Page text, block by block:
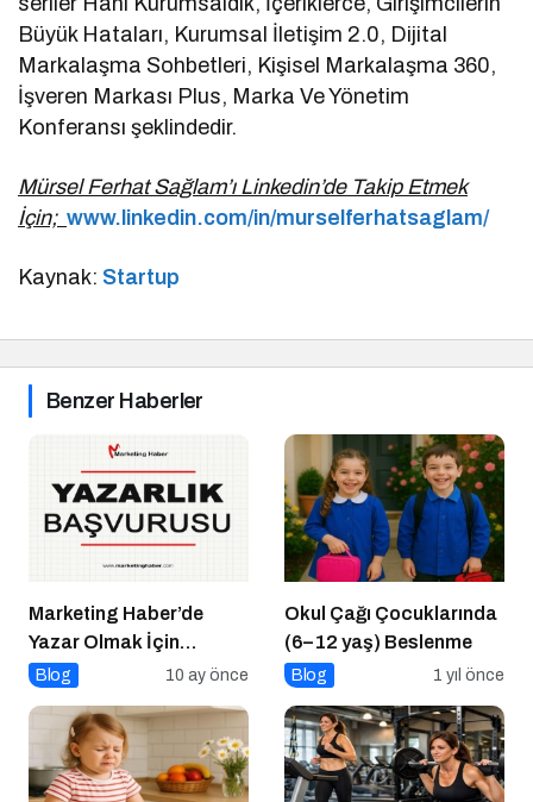
Büyük Hataları, Kurumsal İletişim 2.0, Dijital
Markalaşma Sohbetleri, Kişisel Markalaşma 360,
İşveren Markası Plus, Marka Ve Yönetim
Konferansı şeklindedir.
Mürsel Ferhat Sağlam’ı Linkedin’de Takip Etmek
İçin;www.linkedin.com/in/murselferhatsaglam/
Kaynak: Startup
Benzer Haberler
Marketing Haber’de
Yazar Olmak İçin
Yazarlık Başvurusu
Blog 10 ay önce
Okul Çağı Çocuklarında
(6–12 yaş) Beslenme
Blog 1 yıl önce